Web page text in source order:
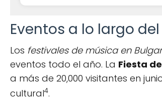
Eventos a lo largo
Los festivales de música en
eventos todo el año. La Fiesta
a más de 20,000 visitantes en
cultural4.